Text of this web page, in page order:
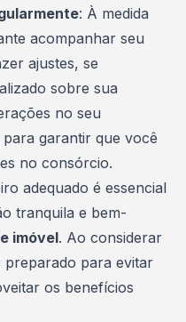
: À medida
acompanhar seu
ajustes, se
sobre sua
no seu
garantir que você
no consórcio.
adequado é essencial
tranquila e bem-
imóvel. Ao considerar
preparado para evitar
os benefícios